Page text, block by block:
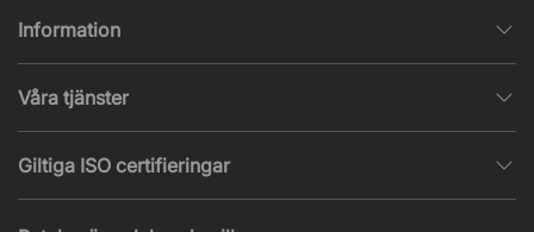
Information
Försäljningsvillkor
Populära sidor
Våra tjänster
Tysta rum & telefonbås
Giltiga ISO certifieringar